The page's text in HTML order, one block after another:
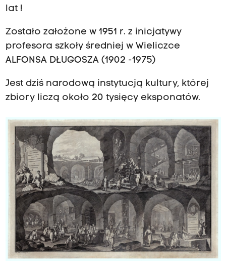
lat !
Zostało założone w 1951 r. z inicjatywy
profesora szkoły średniej w Wieliczce
ALFONSA DŁUGOSZA (1902 -1975)
Jest dziś narodową instytucją kultury, której
zbiory liczą około 20 tysięcy eksponatów.